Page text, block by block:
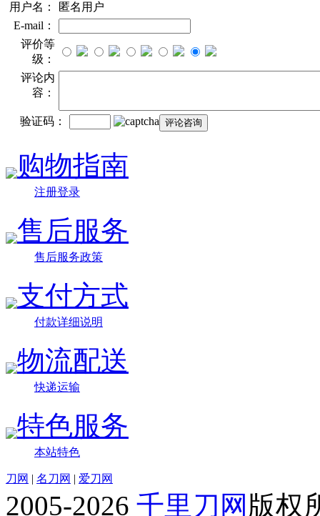
用户名：
匿名用户
E-mail：
评价等
级：
评论内
容：
验证码：
购物指南
注册登录
售后服务
售后服务政策
支付方式
付款详细说明
物流配送
快递运输
特色服务
本站特色
刀网 | 名刀网 | 爱刀网
2005-2026 千里刀网 版权